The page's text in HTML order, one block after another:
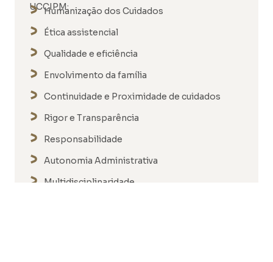
UCCIPM:
Humanização dos Cuidados
Ética assistencial
Qualidade e eficiência
Envolvimento da família
Continuidade e Proximidade de cuidados
Rigor e Transparência
Responsabilidade
Autonomia Administrativa
Multidisciplinaridade